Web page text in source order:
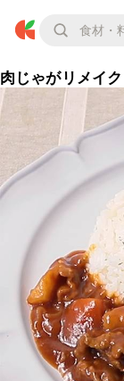
肉じゃがリメイ